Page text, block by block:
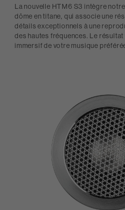
La nouvelle HTM6 S3 intègre
dôme en titane, qui associe une
détails exceptionnels à une
des hautes fréquences. Le résultat
immersif de votre musique